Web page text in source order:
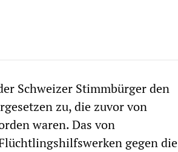
Schweizer Stimmbürger den
zu, die zuvor von
waren. Das von
gegen die